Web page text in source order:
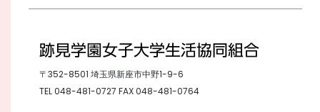
跡見学園女子大学生活協同組合
〒352-8501 埼玉県新座市中野1-9-6
TEL048-481-0727 FAX 048-481-0764